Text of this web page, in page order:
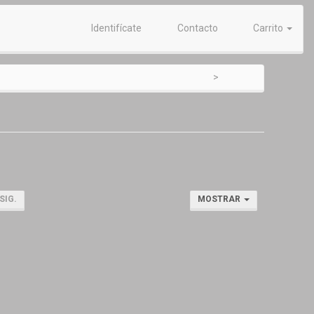
Identifícate Contacto Carrito
SIG. MOSTRAR